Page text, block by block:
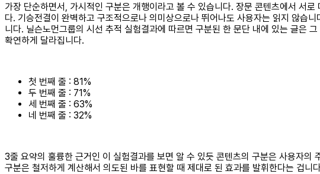
가장 단순하면서, 가시적인 구분은 개행이라고 볼 수 있습니다. 장문 콘텐츠에서 서
다. 기승전결이 완벽하고 구조적으로나 의미상으로나 뛰어나도 사용자는 읽지 않습
니다. 닐슨노먼그룹의 시선 추적 실험결과에 따르면 구분된 한 문단 내에 있는 글
확연하게 달라집니다.
첫 번째 줄 : 81%
두 번째 줄 : 71%
세 번째 줄 : 63%
네 번째 줄 : 32%
3줄 요약의 훌륭한 근거인 이 실험결과를 보면 알 수 있듯 콘텐츠의 구분은 사용자
구분은 철저하게 계산해서 의도된 바를 표현할 때 제대로 된 효과를 발휘한다는 겁니